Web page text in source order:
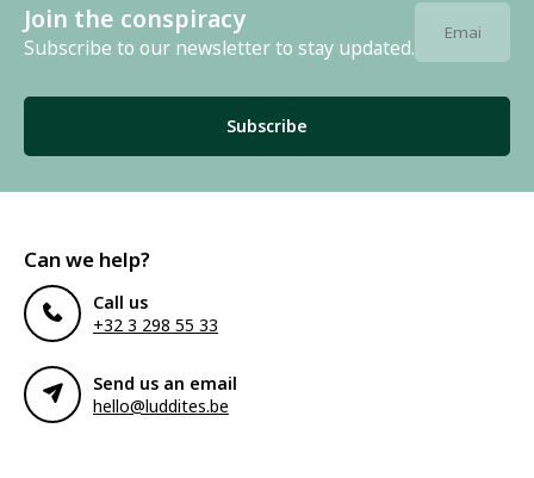
Join the conspiracy
Subscribe to our newsletter to stay updated.
Subscribe
Can we help?
Call us
+32 3 298 55 33
Send us an email
hello@luddites.be